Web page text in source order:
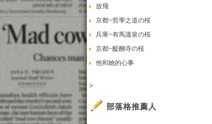
放飛
京都~哲學之道の桜
兵庫~有馬溫泉の桜
京都~醍醐寺の桜
他和她的心事
>
部落格推薦人